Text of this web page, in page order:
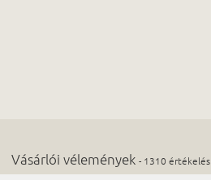
Vásárlói vélemények- 1310 értékelés